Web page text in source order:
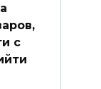
с